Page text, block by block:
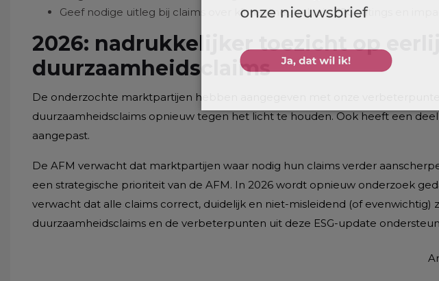
Geef nodige uitleg bij claims over klimaatneutraliteit, ESG-ratings en
2026: nadrukkelijker toezicht op
duurzaamheidsclaims
De onderzochte marktpartijen hebben aangegeven met onze
duurzaamheidsclaims opnieuw tegen het licht te houden. Ook heeft een
aangepast.
De AFM verwacht dat marktpartijen waar nodig hun claims verder
een strategische prioriteit van de AFM. In 2026 wordt opnieuw onderzoek
verwacht dat alle claims correct, duidelijk en niet-misleidend (of evenwichtig)
duurzaamheidsclaims en de verbeterpunten uit deze ESG-update